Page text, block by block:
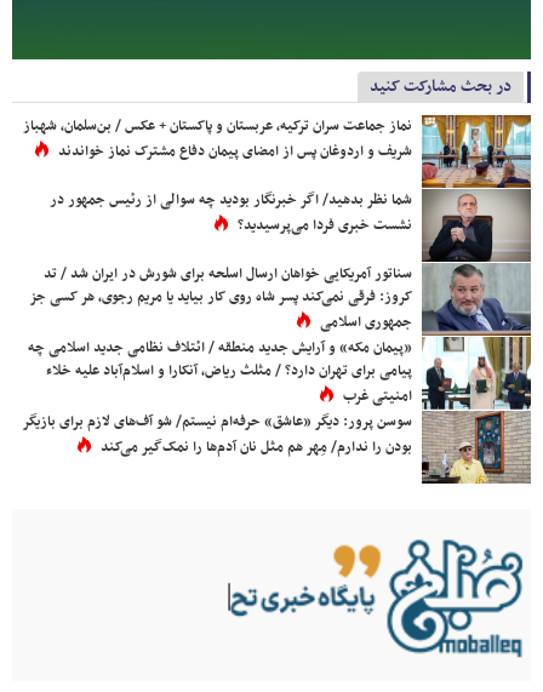
در بحث مشارکت کنید
نماز جماعت سران ترکیه، عربستان و پاکستان + عکس / بن‌سلمان، شهباز
شریف و اردوغان پس از امضای پیمان دفاع مشترک نماز خواندند
شما نظر بدهید/ اگر خبرنگار بودید چه سوالی از رئیس جمهور در
نشست خبری فردا می‌پرسیدید؟
سناتور آمریکایی خواهان ارسال اسلحه برای شورش در ایران شد / تد
کروز: فرقی نمی‌کند پسر شاه روی کار بیاید یا مریم رجوی، هر کسی جز
جمهوری اسلامی
«پیمان مکه» و آرایش جدید منطقه / ائتلاف نظامی جدید اسلامی چه
پیامی برای تهران دارد؟ / مثلث ریاض، آنکارا و اسلام‌آباد علیه خلاء
امنیتی غرب
سوسن پرور: دیگر «عاشق» حرفه‌ام نیستم/ شو آف‌های لازم برای بازیگر
بودن را ندارم/ مِهر هم مثل نان آدم‌ها را نمک‌گیر می‌کند